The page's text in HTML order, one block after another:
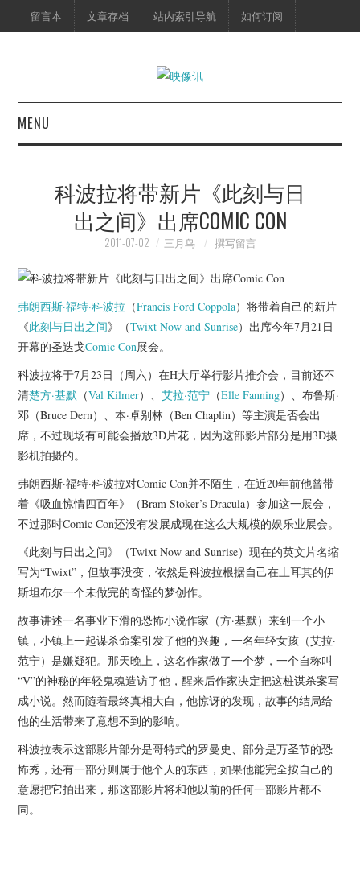
留言本 文章存档 站内索引导航 如何订阅
MENU
映像快讯
海报剧照
脱口秀
杂七杂八
美剧英剧
电影档期
推荐电影
科波拉将带新片《此刻与日
出之间》出席COMIC CON
2011-07-02 三月鸟 撰写留言
弗朗西斯·福特·科波拉 （Francis Ford Coppola）将带着自己的新片
《此刻与日出之间》（Twixt Now and Sunrise）出席今年7月21日
开幕的圣迭戈Comic Con展会。
科波拉将于7月23日（周六）在H大厅举行影片推介会，目前还不
清楚方·基默 （Val Kilmer）、艾拉·范宁 （Elle Fanning）、布鲁斯·
邓（Bruce Dern）、本·卓别林（Ben Chaplin）等主演是否会出
席，不过现场有可能会播放3D片花，因为这部影片部分是用3D摄
影机拍摄的。
弗朗西斯·福特·科波拉对Comic Con并不陌生，在近20年前他曾带
着《吸血惊情四百年》（Bram Stoker’s Dracula）参加这一展会，
不过那时Comic Con还没有发展成现在这么大规模的娱乐业展会。
《此刻与日出之间》（Twixt Now and Sunrise）现在的英文片名缩
写为“Twixt”，但故事没变，依然是科波拉根据自己在土耳其的伊
斯坦布尔一个未做完的奇怪的梦创作。
故事讲述一名事业下滑的恐怖小说作家（方·基默）来到一个小
镇，小镇上一起谋杀命案引发了他的兴趣，一名年轻女孩（艾拉·
范宁）是嫌疑犯。那天晚上，这名作家做了一个梦，一个自称叫
“V”的神秘的年轻鬼魂造访了他，醒来后作家决定把这桩谋杀案写
成小说。然而随着最终真相大白，他惊讶的发现，故事的结局给
他的生活带来了意想不到的影响。
科波拉表示这部影片部分是哥特式的罗曼史、部分是万圣节的恐
怖秀，还有一部分则属于他个人的东西，如果他能完全按自己的
意愿把它拍出来，那这部影片将和他以前的任何一部影片都不
同。